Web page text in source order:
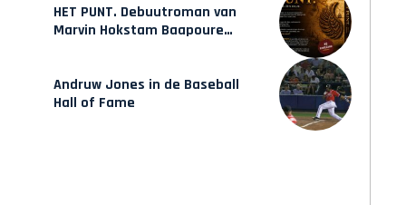
HET PUNT. Debuutroman van
Marvin Hokstam Baapoure
Andruw Jones in de Baseball
Hall of Fame